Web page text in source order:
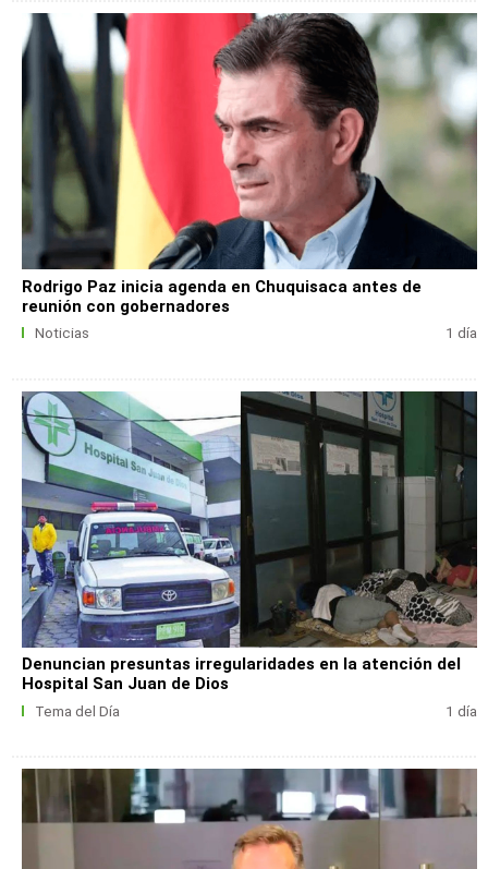
Rodrigo Paz inicia agenda en Chuquisaca antes de
reunión con gobernadores
Noticias 1 día
Denuncian presuntas irregularidades en la atención del
Hospital San Juan de Dios
Tema del Día 1 día